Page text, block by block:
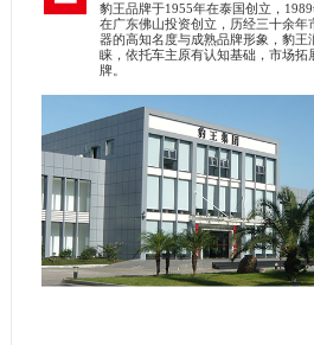
豹王品牌于1955年在泰国创立，
在广东佛山投资创立，历经三十余年
器的高知名度与成熟品牌形象，豹王
睐，依托车主原有认知基础，市场拓
牌。